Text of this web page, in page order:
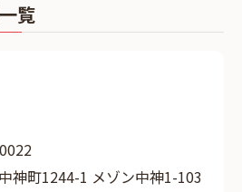
覧
神町1244-1 メゾン中神1-103